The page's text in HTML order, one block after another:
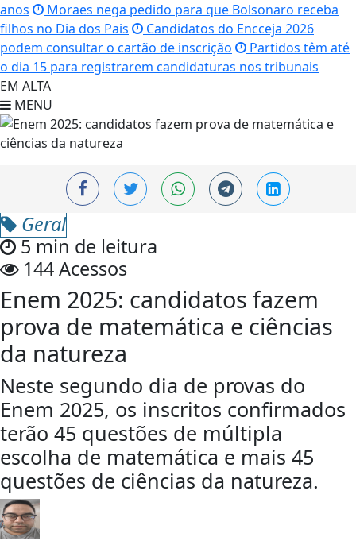
anos
Moraes nega pedido para que Bolsonaro receba
filhos no Dia dos Pais
Candidatos do Encceja 2026
podem consultar o cartão de inscrição
Partidos têm até
o dia 15 para registrarem candidaturas nos tribunais
EM ALTA
MENU
Geral
5 min de leitura
144 Acessos
Enem 2025: candidatos fazem
prova de matemática e ciências
da natureza
Neste segundo dia de provas do
Enem 2025, os inscritos confirmados
terão 45 questões de múltipla
escolha de matemática e mais 45
questões de ciências da natureza.